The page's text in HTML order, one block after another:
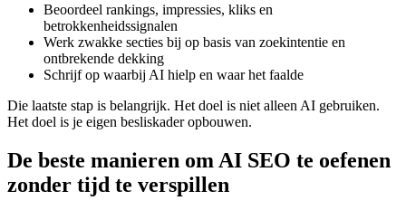
Beoordeel rankings, impressies, kliks en
betrokkenheidssignalen
Werk zwakke secties bij op basis van zoekintentie en
ontbrekende dekking
Schrijf op waarbij AI hielp en waar het faalde
Die laatste stap is belangrijk. Het doel is niet alleen AI gebruiken.
Het doel is je eigen besliskader opbouwen.
De beste manieren om AI SEO te oefenen
zonder tijd te verspillen